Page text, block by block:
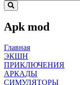
Apk mod
Главная
ЭКШН
ПРИКЛЮЧЕНИЯ
АРКАДЫ
СИМУЛЯТОРЫ